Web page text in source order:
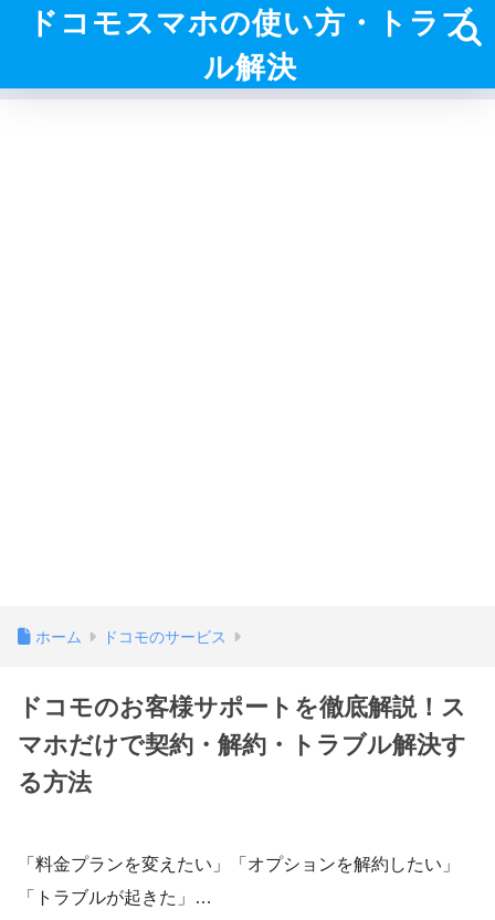
ドコモスマホの使い方・トラブ
ル解決
ホーム ドコモのサービス
ドコモのお客様サポートを徹底解説！ス
マホだけで契約・解約・トラブル解決す
る方法
「料金プランを変えたい」「オプションを解約したい」
「トラブルが起きた」…